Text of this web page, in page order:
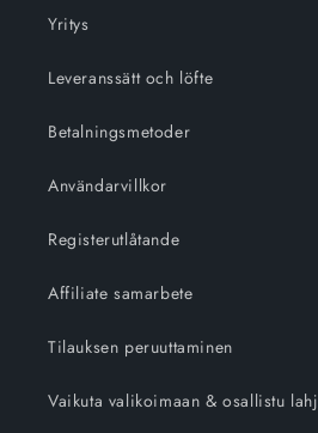
Yritys
Leveranssätt och löfte
Betalningsmetoder
Användarvillkor
Registerutlåtande
Affiliate samarbete
Tilauksen peruuttaminen
Vaikuta valikoimaan & osallistu